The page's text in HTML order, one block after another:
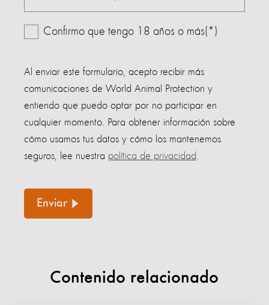
Confirmo que tengo 18 años o más(*)
Al enviar este formulario, acepto recibir más
comunicaciones de World Animal Protection y
entiendo que puedo optar por no participar en
cualquier momento. Para obtener información sobre
cómo usamos tus datos y cómo los mantenemos
seguros, lee nuestra política de privacidad.
Enviar
Contenido relacionado